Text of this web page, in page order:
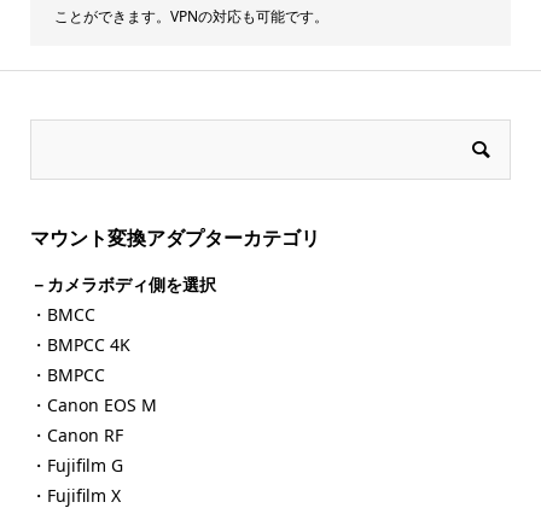
ことができます。VPNの対応も可能です。
マウント変換アダプターカテゴリ
－カメラボディ側を選択
・BMCC
・BMPCC 4K
・BMPCC
・Canon EOS M
・Canon RF
・Fujifilm G
・Fujifilm X